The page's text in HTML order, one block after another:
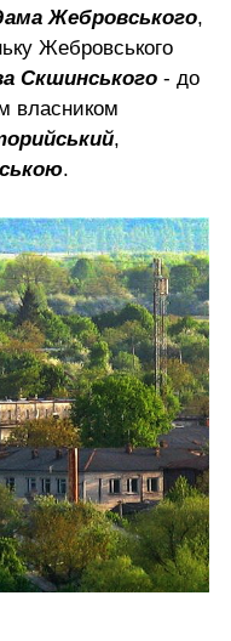
Жебровського,
Жебровського
Скшинського - до
власником
,
.